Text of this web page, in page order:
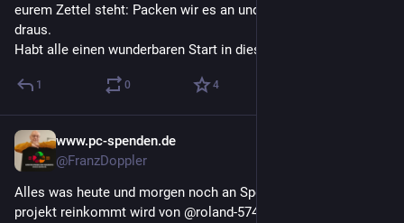
eurem Zettel steht: Packen wir es an und machen das Beste
draus.
​Habt alle einen wunderbaren Start in diesen Freitag!
1 0 4
www.pc-spenden.de
@FranzDoppler
Alles was heute und morgen noch an Spenden für mein
projekt reinkommt wird von @roland-5742.bsky.social